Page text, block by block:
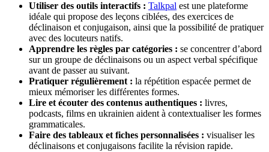
Utiliser des outils interactifs : Talkpal est une plateforme
idéale qui propose des leçons ciblées, des exercices de
déclinaison et conjugaison, ainsi que la possibilité de pratiquer
avec des locuteurs natifs.
Apprendre les règles par catégories : se concentrer d’abord
sur un groupe de déclinaisons ou un aspect verbal spécifique
avant de passer au suivant.
Pratiquer régulièrement : la répétition espacée permet de
mieux mémoriser les différentes formes.
Lire et écouter des contenus authentiques : livres,
podcasts, films en ukrainien aident à contextualiser les formes
grammaticales.
Faire des tableaux et fiches personnalisées : visualiser les
déclinaisons et conjugaisons facilite la révision rapide.